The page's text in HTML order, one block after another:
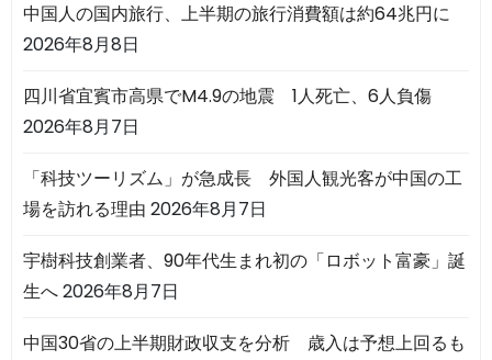
中国人の国内旅行、上半期の旅行消費額は約64兆円に
2026年8月8日
四川省宜賓市高県でM4.9の地震 1人死亡、6人負傷
2026年8月7日
「科技ツーリズム」が急成長 外国人観光客が中国の工
場を訪れる理由 2026年8月7日
宇樹科技創業者、90年代生まれ初の「ロボット富豪」誕
生へ2026年8月7日
中国30省の上半期財政収支を分析 歳入は予想上回るも